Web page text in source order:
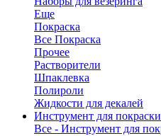
Еще
Покраска
Все Покраска
Прочее
Растворители
Шпаклевка
Полироли
Жидкости для декалей
Инструмент для покраски
Все - Инструмент для